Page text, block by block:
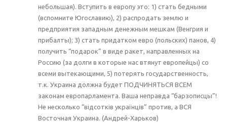
небольшая). Вступить в европу это: 1) стать бедными
(вспомните Югославию), 2) распродать землю и
предприятия западным денежным мешкам (Венгрия и
прибалты); 3) стать придатком евро (польских) панов, 4)
получить “подарок” в виде ракет, направленных на
Россию (за долги в которые нас втянут европейцы) со
всеми вытекающими, 5) потерять государственность,
т.к. Украина должна будет ПОДЧИНЯТЬСЯ ВСЕМ
законам европарламента. Ваша неправда “барзописцы”!
Не несколько “відсотків українців” против, а ВСЯ
Восточная Украина. (Андрей-Харьков)